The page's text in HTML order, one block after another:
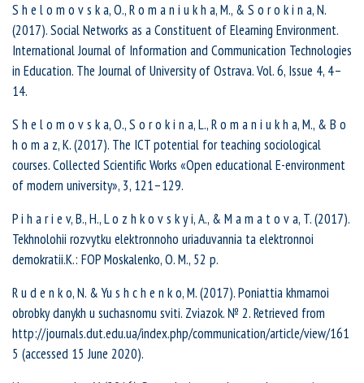
S h e l o m o v s k a, O., R o m a n i u k h a, M., & S o r o k i n a, N.
(2017). Social Networks as a Constituent of Elearning Environment.
International Journal of Information and Communication Technologies
in Education. The Journal of University of Ostrava. Vol. 6, Issue 4, 4–
14.
S h e l o m o v s k a, O., S o r o k i n a, L., R o m a n i u k h a, M., & B o
h o m a z, K. (2017). The ICT potential for teaching sociological
courses. Collected Scientific Works «Open educational E-environment
of modern university», 3, 121–129.
P i h a r i e v, B., H., L o z h k o v s k y i, A., & M a m a t o v a, T. (2017).
Tekhnolohii rozvytku elektronnoho uriaduvannia ta elektronnoi
demokratii.K.: FOP Moskalenko, O. M., 52 p.
R u d e n k o, N. & Yu s h c h e n k o, M. (2017). Poniattia khmarnoi
obrobky danykh u suchasnomu sviti. Zviazok. № 2. Retrieved from
http://journals.dut.edu.ua/index.php/communication/article/view/161
5 (accessed 15 June 2020).